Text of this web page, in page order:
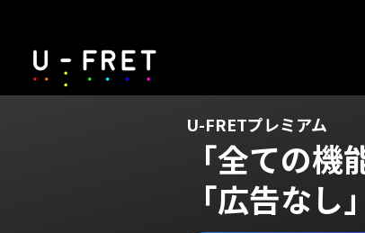
U-FRETプレミアム
「全ての機
「広告なし